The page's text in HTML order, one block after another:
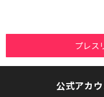
プレス
公式アカ